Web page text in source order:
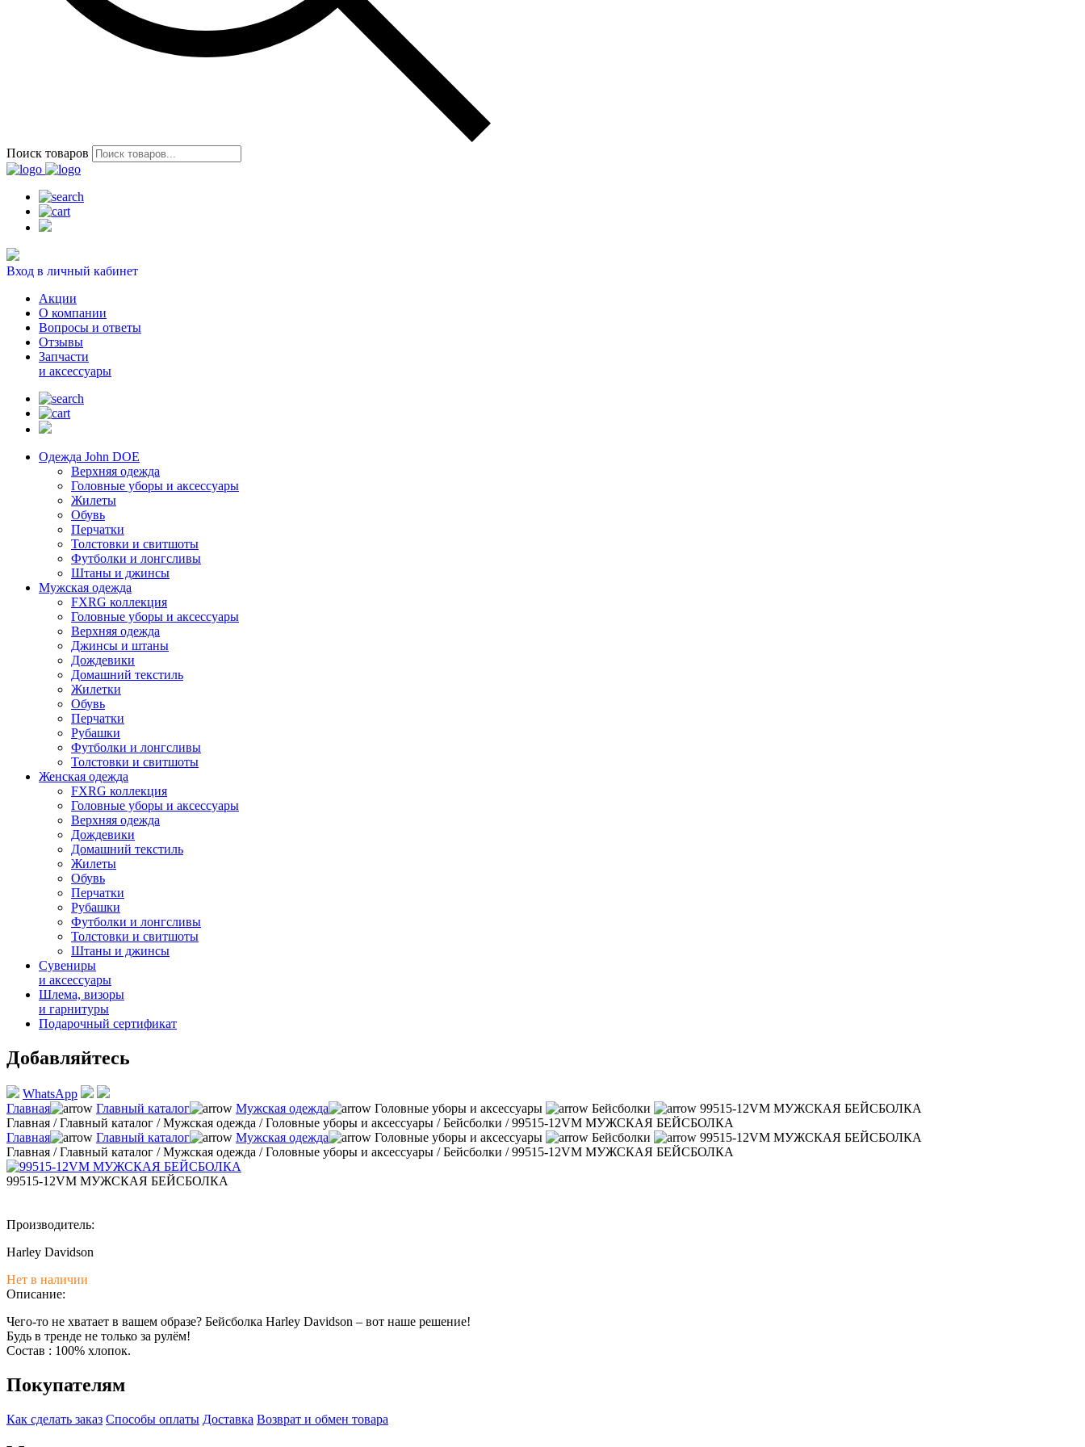
Поиск товаров
Вход в личный кабинет
Акции
О компании
Вопросы и ответы
Отзывы
Запчасти
и аксессуары
Одежда John DOE
Верхняя одежда
Головные уборы и аксессуары
Жилеты
Обувь
Перчатки
Толстовки и свитшоты
Футболки и лонгсливы
Штаны и джинсы
Мужская одежда
FXRG коллекция
Головные уборы и аксессуары
Верхняя одежда
Джинсы и штаны
Дождевики
Домашний текстиль
Жилетки
Обувь
Перчатки
Рубашки
Футболки и лонгсливы
Толстовки и свитшоты
Женская одежда
FXRG коллекция
Головные уборы и аксессуары
Верхняя одежда
Дождевики
Домашний текстиль
Жилеты
Обувь
Перчатки
Рубашки
Футболки и лонгсливы
Толстовки и свитшоты
Штаны и джинсы
Сувениры
и аксессуары
Шлема, визоры
и гарнитуры
Подарочный сертификат
Добавляйтесь
WhatsApp
Главная
Главный каталог Мужская одежда Головные уборы и аксессуары Бейсболки
99515-12VM МУЖСКАЯ БЕЙСБОЛКА
Главная /Главный каталог /Мужская одежда /Головные уборы и аксессуары /Бейсболки /99515-12VM МУЖСКАЯ БЕЙСБОЛКА
Главная
Главный каталог Мужская одежда Головные уборы и аксессуары Бейсболки
99515-12VM МУЖСКАЯ БЕЙСБОЛКА
Главная /Главный каталог /Мужская одежда /Головные уборы и аксессуары /Бейсболки /99515-12VM МУЖСКАЯ БЕЙСБОЛКА
99515-12VM МУЖСКАЯ БЕЙСБОЛКА
Производитель:
Harley Davidson
Нет в наличии
Описание:
Чего-то не хватает в вашем образе? Бейсболка Harley Davidson – вот наше решение!
Будь в тренде не только за рулём!
Состав : 100% хлопок.
Покупателям
Как сделать заказ Способы оплаты Доставка Возврат и обмен товара